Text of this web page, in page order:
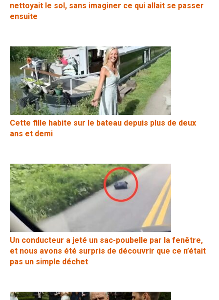
nettoyait le sol, sans imaginer ce qui allait se passer
ensuite
Cette fille habite sur le bateau depuis plus de deux
ans et demi
Un conducteur a jeté un sac-poubelle par la fenêtre,
et nous avons été surpris de découvrir que ce n’était
pas un simple déchet